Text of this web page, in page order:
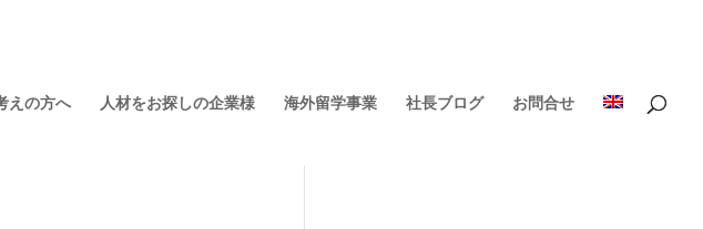
えの方へ 人材をお探しの企業様 海外留学事業 社長ブログ お問合せ